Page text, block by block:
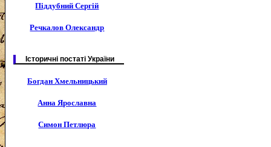
Піддубний Сергій
Речкалов Олександр
Історичні постаті України
Богдан Хмельницький
Анна Ярославна
Симон Петлюра